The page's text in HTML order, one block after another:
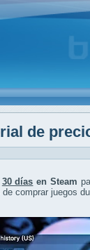
de
30 días en Steam
comprar juegos